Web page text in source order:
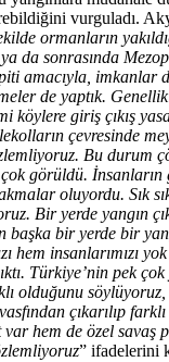
vurguladı.
ormanların
ya da sonrasında
amacıyla, imkanlar
de yaptık.
köylere giriş çıkış
çevresinde
Bu durum
görüldü.
oluyordu. Sık
Bir yerde yangın
başka bir yerde bir
hem insanlarımızı
Türkiye’nin pek
olduğunu söylüyoruz,
çıkarılıp
hem de özel savaş
” ifadelerini